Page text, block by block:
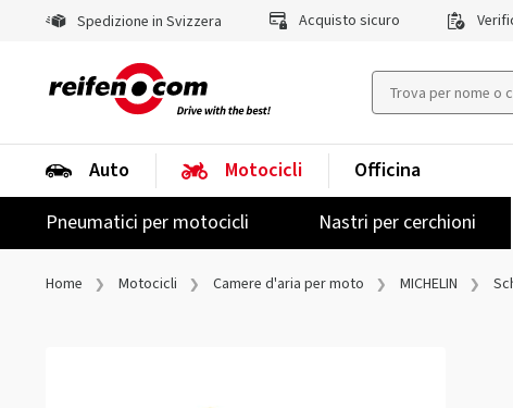
Spedizione in Svizzera Acquisto sicuro
Auto
Motocicli
Pneumatici per motocicli
Nastri per cerchioni
Officina
Home Motocicli Camere d'aria per moto MICHELIN